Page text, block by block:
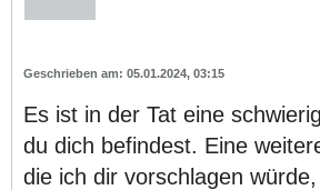
05.01.2024, 03:15
Es ist in der Tat eine
du dich befindest. Eine
die ich dir vorschlagen